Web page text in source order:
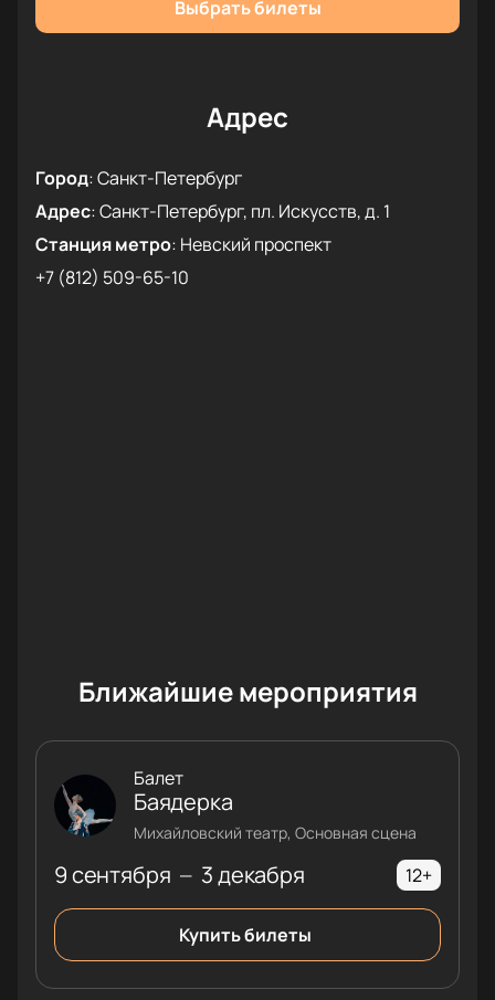
Скруджа. Так и происходит.
становится самым честным и справедливым,
совершает массу добрых дел, спасает жизнь
семьи.
Выбрать билеты
Адрес
Город:Санкт-Петербург
Адрес:Санкт-Петербург, пл. Искусств, д. 1
Станция метро: Невский проспект
+7 (812) 509-65-10
Ближайшие мероприятия
9 сентября — 3 декабря
Балет
Баядерка
Михайловский театр, Основная сцена
12+
Купить билеты